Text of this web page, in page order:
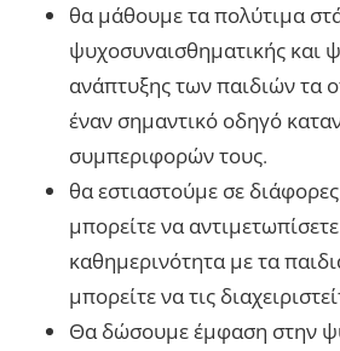
θα μάθουμε τα πολύτιμα
ψυχοσυναισθηματικής και
ανάπτυξης των παιδιών τα
έναν σημαντικό οδηγό
συμπεριφορών τους.
θα εστιαστούμε σε
μπορείτε να
καθημερινότητα με τα
μπορείτε να τις
Θα δώσουμε έμφαση στην